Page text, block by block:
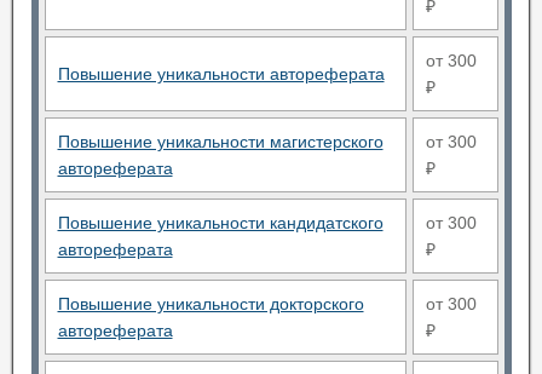
₽
Повышение уникальности автореферата
от 300
₽
Повышение уникальности магистерского
автореферата
от 300
₽
Повышение уникальности кандидатского
автореферата
от 300
₽
Повышение уникальности докторского
автореферата
от 300
₽